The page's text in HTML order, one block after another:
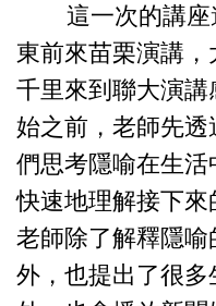
這一次的講
東前來苗栗演講
千里來到聯大演
始之前，老師先
們思考隱喻在生
快速地理解接下來
老師除了解釋隱
外，也提出了很